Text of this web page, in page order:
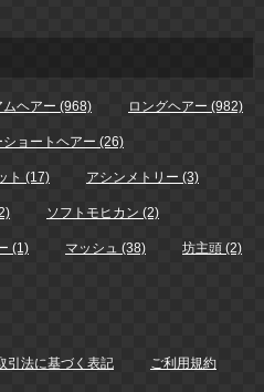
ムヘアー (968) ロングヘアー (982)
ショートヘアー (26)
ト (17) アシンメトリー (3)
ソフトモヒカン (2)
(1) マッシュ (38) 坊主頭 (2)
引法に基づく表記 ご利用規約